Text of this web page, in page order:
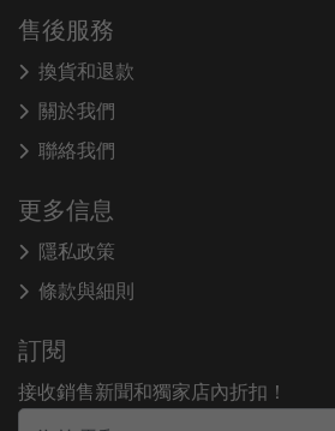
售後服務
換貨和退款
關於我們
聯絡我們
更多信息
隱私政策
條款與細則
訂閱
接收銷售新聞和獨家店內折扣！